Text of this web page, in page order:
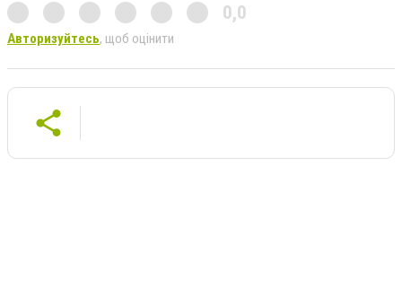
0,0
Авторизуйтесь, щоб оцінити